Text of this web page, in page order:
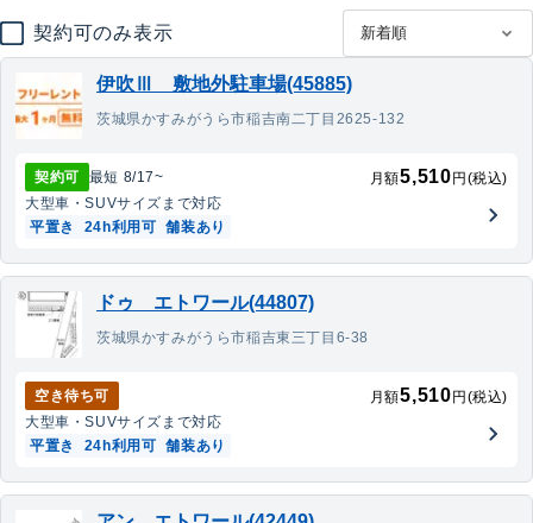
契約可のみ表示
伊吹Ⅲ 敷地外駐車場(45885)
茨城県かすみがうら市稲吉南二丁目2625-132
契約可 最短 8/17~ 月額5,510 円(税込)
大型車・SUVサイズまで対応
平置き
24h利用可 舗装あり
ドゥ エトワール(44807)
茨城県かすみがうら市稲吉東三丁目6-38
空き待ち可 月額5,510 円(税込)
大型車・SUVサイズまで対応
平置き
24h利用可 舗装あり